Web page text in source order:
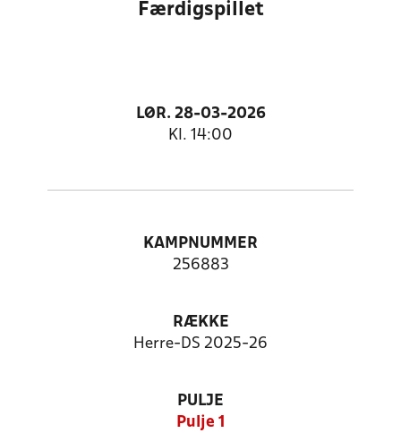
Færdigspillet
LØR. 28-03-2026
Kl. 14:00
KAMPNUMMER
256883
RÆKKE
Herre-DS 2025-26
PULJE
Pulje 1